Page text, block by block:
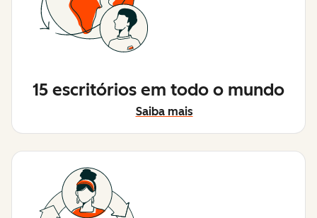
15 escritórios em todo o mundo
Saiba mais